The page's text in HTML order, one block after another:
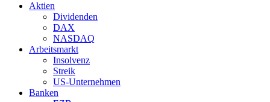
Aktien
Dividenden
DAX
NASDAQ
Arbeitsmarkt
Insolvenz
Streik
US-Unternehmen
Banken